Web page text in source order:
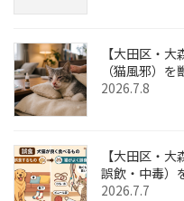
【大田区・
（猫風邪）
2026.7.8
【大田区・
誤飲・中毒）
2026.7.7